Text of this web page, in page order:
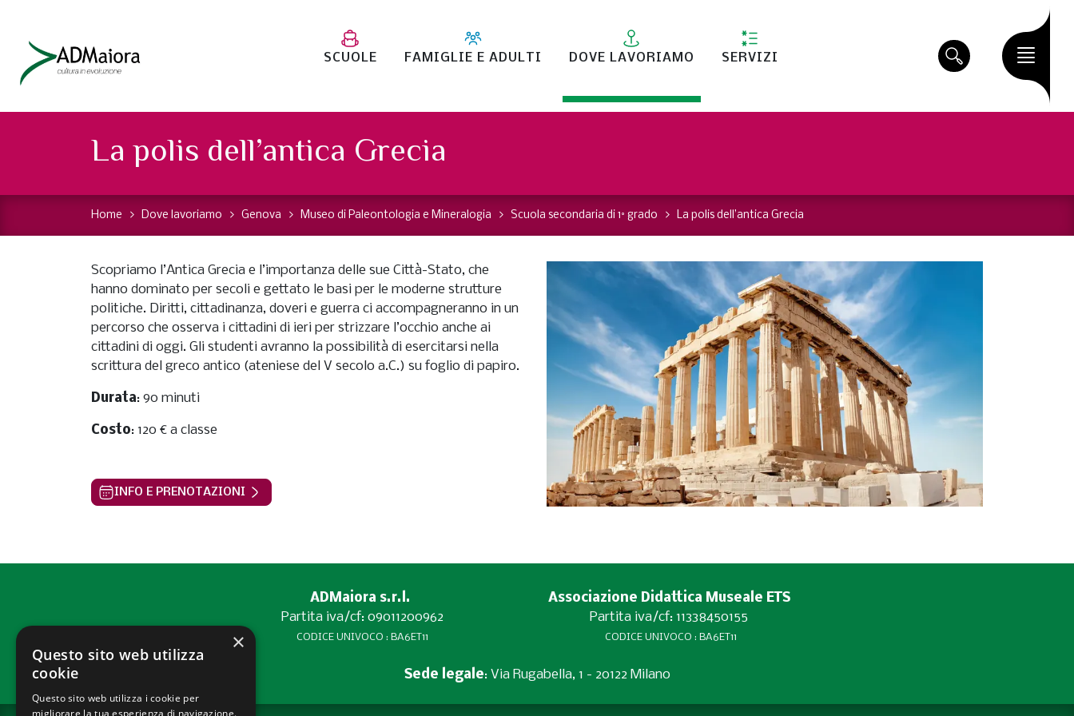
SCUOLE FAMIGLIE E ADULTI DOVE LAVORIAMO SERVIZI
La polis dell’antica Grecia
Home Dove lavoriamo Genova Museo di Paleontologia e Mineralogia Scuola secondaria di 1° grado La polis dell’antica Grecia
Scopriamo l’Antica Grecia e l’importanza delle sue Città-Stato, che
hanno dominato per secoli e gettato le basi per le moderne strutture
politiche. Diritti, cittadinanza, doveri e guerra ci accompagneranno in un
percorso che osserva i cittadini di ieri per strizzare l’occhio anche ai
cittadini di oggi. Gli studenti avranno la possibilità di esercitarsi nella
scrittura del greco antico (ateniese del V secolo a.C.) su foglio di papiro.
Durata: 90 minuti
Costo: 120 € a classe
INFO E PRENOTAZIONI
ADMaiora s.r.l.
Partita iva/cf: 09011200962
CODICE UNIVOCO : BA6ET11
Associazione Didattica Museale ETS
Partita iva/cf: 11338450155
CODICE UNIVOCO : BA6ET11
Sede legale: Via Rugabella, 1 - 20122 Milano
×
Questo sito web utilizza
cookie
Questo sito web utilizza i cookie per
migliorare la tua esperienza di navigazione.